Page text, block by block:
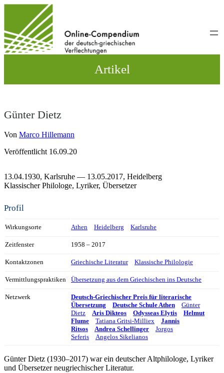
wechseln
Artikel
Günter Dietz
Von Marco Hillemann
Veröffentlicht 16.09.20
13.04.1930, Karlsruhe — 13.05.2017, Heidelberg
Klassischer Philologe Lyriker Übersetzer
Profil
Wirkungsorte Athen Heidelberg Karlsruhe
Zeitfenster 1958 – 2017
Kontaktzonen Griechische Literatur Klassische Philologie
Vermittlungspraktiken Übersetzung aus dem Griechischen ins Deutsche
Netzwerk
Deutsch-Griechischer Preis für literarische
Übersetzung
Deutsche Schule Athen
Günter
Dietz
Aris Dikteos Odysseas Elytis
Helmut
Flume
Tatiana Gritsi-Milliex
Jannis
Ritsos
Andrea Schellinger
Jorgos
Seferis
Angelos Sikelianos
Günter Dietz (1930–2017) war ein deutscher Altphilologe, Lyriker
und Übersetzer neugriechischer Literatur.